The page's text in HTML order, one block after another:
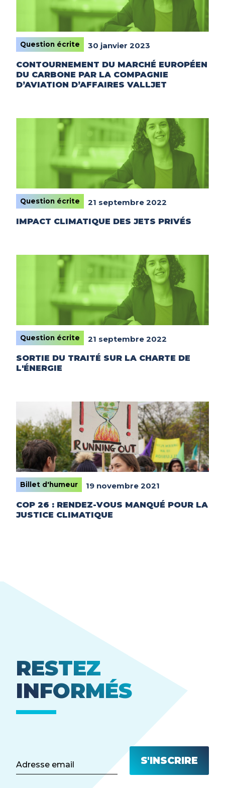
Question écrite
30 janvier 2023
CONTOURNEMENT DU MARCHÉ EUROPÉEN
DU CARBONE PAR LA COMPAGNIE
D’AVIATION D’AFFAIRES VALLJET
Question écrite
21 septembre 2022
IMPACT CLIMATIQUE DES JETS PRIVÉS
Question écrite
21 septembre 2022
SORTIE DU TRAITÉ SUR LA CHARTE DE
L'ÉNERGIE
Billet d'humeur
19 novembre 2021
COP 26 : RENDEZ-VOUS MANQUÉ POUR LA
JUSTICE CLIMATIQUE
RESTEZ
INFORMÉS